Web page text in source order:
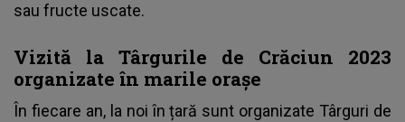
sau fructe uscate.
Vizită la Târgurile de Crăciun 2023
organizate în marile orașe
În fiecare an, la noi în țară sunt organizate Târguri de